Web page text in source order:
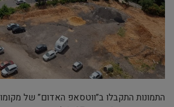
התמונות התקבלו ב”ווטסאפ האדום” של